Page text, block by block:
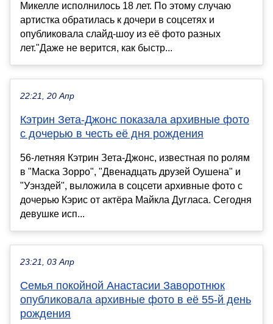
Микелле исполнилось 18 лет. По этому случаю
артистка обратилась к дочери в соцсетях и
опубликовала слайд-шоу из её фото разных
лет."Даже не верится, как быстр...
22:21, 20 Апр
Кэтрин Зета-Джонс показала архивные фото
с дочерью в честь её дня рождения
56-летняя Кэтрин Зета-Джонс, известная по ролям
в "Маска Зорро", "Двенадцать друзей Оушена" и
"Уэнздей", выложила в соцсети архивные фото с
дочерью Кэрис от актёра Майкла Дугласа. Сегодня
девушке исп...
23:21, 03 Апр
Семья покойной Анастасии Заворотнюк
опубликовала архивные фото в её 55-й день
рождения